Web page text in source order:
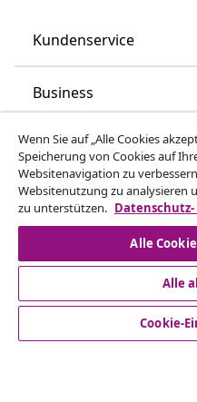
Kundenservice
Business
vidaXL
Mehr entdecken
© 2008-2026 vidaXL
Wenn Sie auf „Alle Cookies
Speicherung von Cookies auf
Websitenavigation zu
Websitenutzung zu analysieren
zu unterstützen.
Alle
Alle
Cookie-